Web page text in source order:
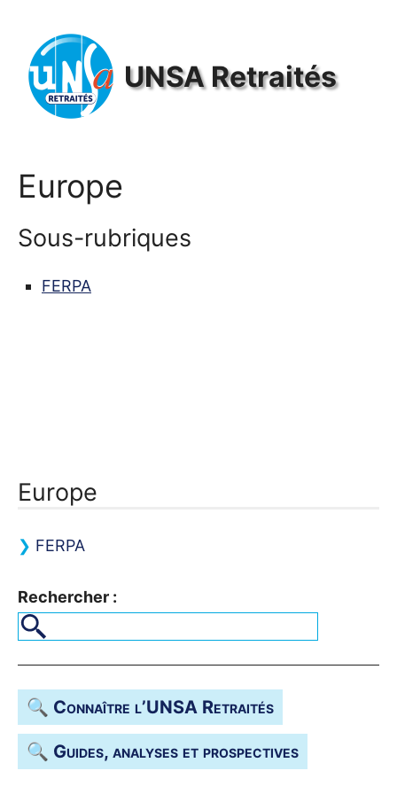
UNSARetraités
Europe
Sous-rubriques
FERPA
Europe
FERPA
Rechercher :
🔍 Connaître l’UNSA Retraités
🔍 Guides, analyses et prospectives